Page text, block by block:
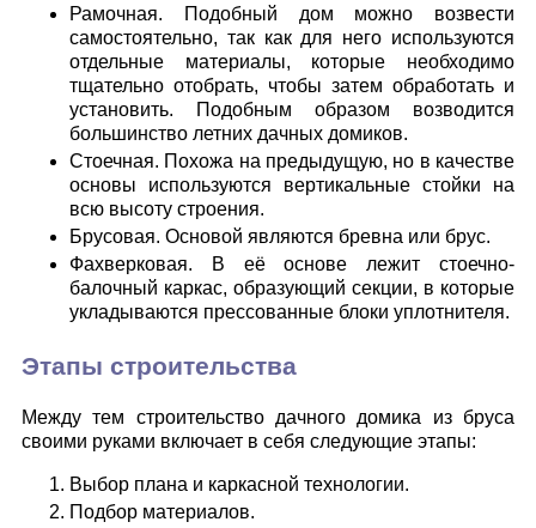
Рамочная. Подобный дом можно возвести
самостоятельно, так как для него используются
отдельные материалы, которые необходимо
тщательно отобрать, чтобы затем обработать и
установить. Подобным образом возводится
большинство летних дачных домиков.
Стоечная. Похожа на предыдущую, но в качестве
основы используются вертикальные стойки на
всю высоту строения.
Брусовая. Основой являются бревна или брус.
Фахверковая. В её основе лежит стоечно-
балочный каркас, образующий секции, в которые
укладываются прессованные блоки уплотнителя.
Этапы строительства
Между тем строительство дачного домика из бруса
своими руками включает в себя следующие этапы:
Выбор плана и каркасной технологии.
Подбор материалов.